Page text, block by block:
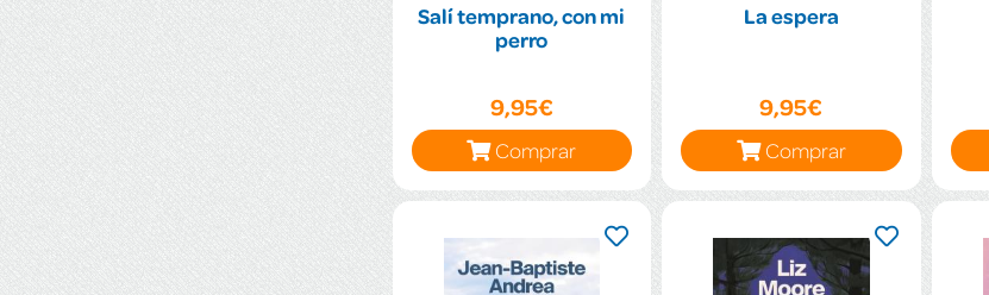
Salí temprano, con mi
perro
9,95€
Comprar
La espera
9,95€
Comprar